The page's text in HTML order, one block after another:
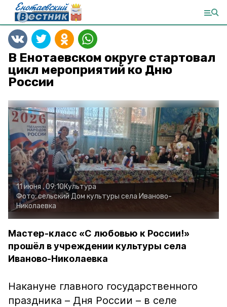
В Енотаевском округе стартовал
цикл мероприятий ко Дню
России
11 июня , 09:10Культура
Фото:сельский Дом культуры села Иваново-
Николаевка
Мастер-класс «С любовью к России!»
прошёл в учреждении культуры села
Иваново-Николаевка
Накануне главного государственного
праздника – Дня России – в селе